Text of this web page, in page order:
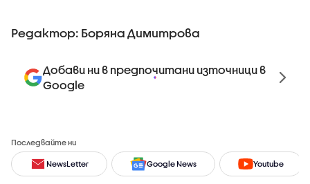
Редактор: Боряна Димитрова
Добави ни в предпочитани източници в
Google
Последвайте ни
NewsLetter Google News Youtube